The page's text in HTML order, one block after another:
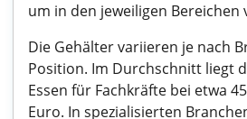
um in den jeweiligen Bereichen
Die Gehälter variieren je nach
Position. Im Durchschnitt liegt
Essen für Fachkräfte bei etwa
Euro. In spezialisierten